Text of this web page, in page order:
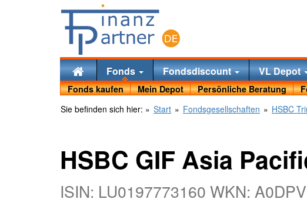
Fonds Fondsdiscount VL Depot
Fonds kaufen Mein Depot Persönliche Beratung
Sie befinden sich hier: » Start » Fondsgesellschaften » HSBC
HSBC GIF Asia
ISIN: LU0197773160 WKN: